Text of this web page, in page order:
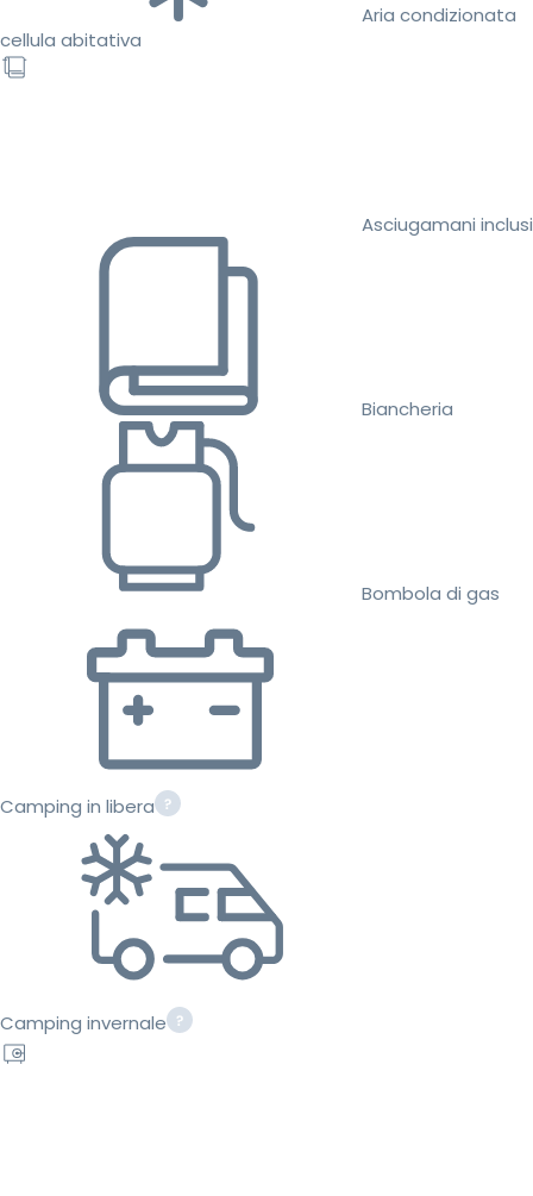
Aria condizionata
cellula abitativa
Asciugamani inclusi
Biancheria
Bombola di gas
Camping in libera
Camping invernale